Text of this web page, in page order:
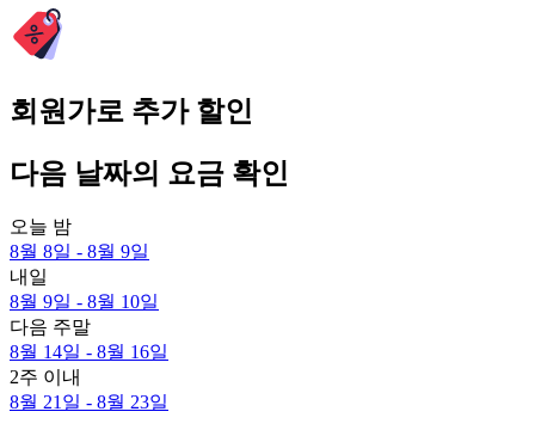
회원가로 추가 할인
다음 날짜의 요금 확인
오늘 밤
8월 8일 - 8월 9일
내일
8월 9일 - 8월 10일
다음 주말
8월 14일 - 8월 16일
2주 이내
8월 21일 - 8월 23일